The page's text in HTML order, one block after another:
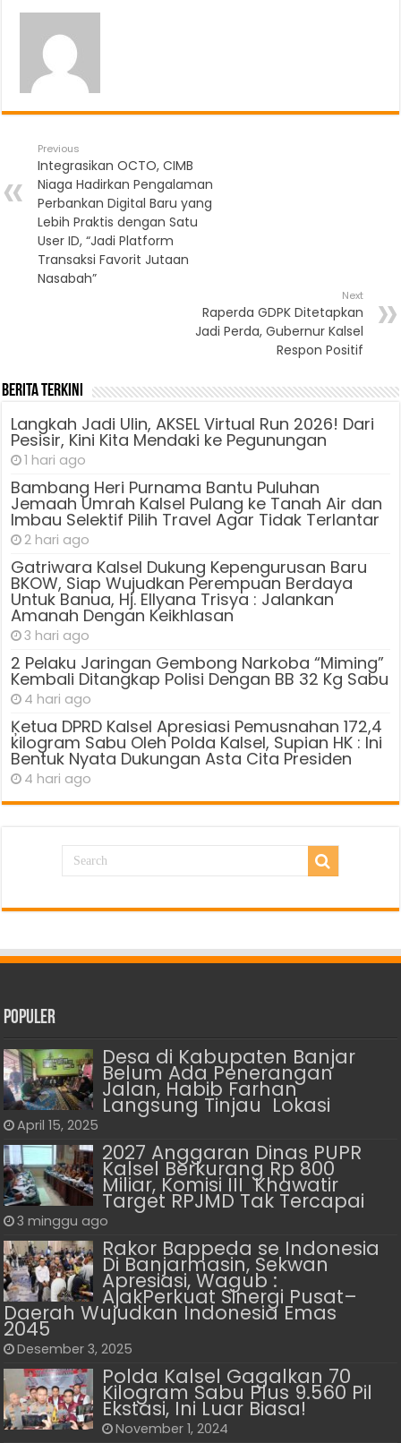
Previous
Integrasikan OCTO, CIMB
Niaga Hadirkan Pengalaman
Perbankan Digital Baru yang
Lebih Praktis dengan Satu
User ID, “Jadi Platform
Transaksi Favorit Jutaan
Nasabah”
Next
Raperda GDPK Ditetapkan
Jadi Perda, Gubernur Kalsel
Respon Positif
Berita Terkini
Langkah Jadi Ulin, AKSEL Virtual Run 2026! Dari
Pesisir, Kini Kita Mendaki ke Pegunungan
1 hari ago
Bambang Heri Purnama Bantu Puluhan
Jemaah Umrah Kalsel Pulang ke Tanah Air dan
Imbau Selektif Pilih Travel Agar Tidak Terlantar
2 hari ago
Gatriwara Kalsel Dukung Kepengurusan Baru
BKOW, Siap Wujudkan Perempuan Berdaya
Untuk Banua, Hj. Ellyana Trisya : Jalankan
Amanah Dengan Keikhlasan
3 hari ago
2 Pelaku Jaringan Gembong Narkoba “Miming”
Kembali Ditangkap Polisi Dengan BB 32 Kg Sabu
4 hari ago
Ķetua DPRD Kalsel Apresiasi Pemusnahan 172,4
kilogram Sabu Oleh Polda Kalsel, Supian HK : Ini
Bentuk Nyata Dukungan Asta Cita Presiden
4 hari ago
Populer
Desa di Kabupaten Banjar
Belum Ada Penerangan
Jalan, Habib Farhan
Langsung Tinjau Lokasi
April 15, 2025
2027 Anggaran Dinas PUPR
Kalsel Berkurang Rp 800
Miliar, Komisi III Khawatir
Target RPJMD Tak Tercapai
3 minggu ago
Rakor Bappeda se Indonesia
Di Banjarmasin, Sekwan
Apresiasi, Wagub :
AjakPerkuat Sinergi Pusat–
Daerah Wujudkan Indonesia Emas
2045
Desember 3, 2025
Polda Kalsel Gagalkan 70
Kilogram Sabu Plus 9.560 Pil
Ekstasi, Ini Luar Biasa!
November 1, 2024